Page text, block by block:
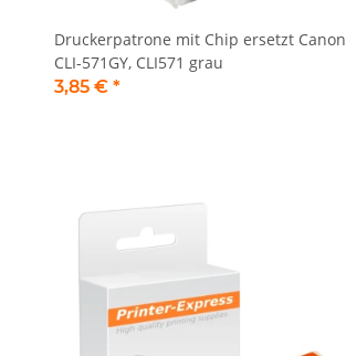
Druckerpatrone mit Chip ersetzt Canon
CLI-571GY, CLI571 grau
3,85 € *